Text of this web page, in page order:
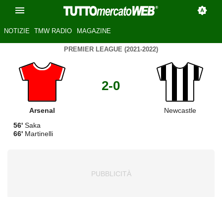
NOTIZIE TMW RADIO MAGAZINE
PREMIER LEAGUE (2021-2022)
Arsenal
2-0
Newcastle
56' Saka
66' Martinelli